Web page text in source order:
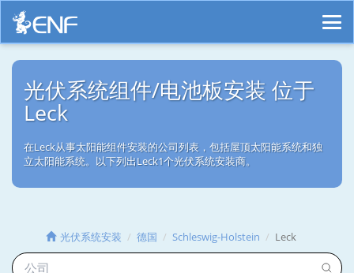
光伏系统组件/电池板安装 位于
Leck
在Leck从事太阳能组件安装的公司列表，包括屋顶太阳能系统和独
立太阳能系统。以下列出Leck1个光伏系统安装商。
光伏系统安装 德国 Schleswig-Holstein Leck